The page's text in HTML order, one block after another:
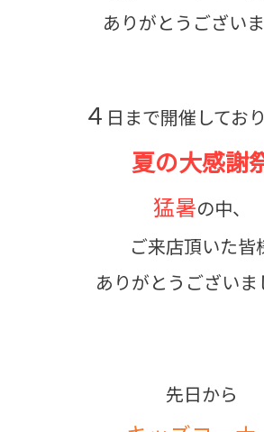
ありがとうござい
４ 日まで開催してお
夏の大感謝
猛暑の中、
ご来店頂いた皆
ありがとうございま
先日から